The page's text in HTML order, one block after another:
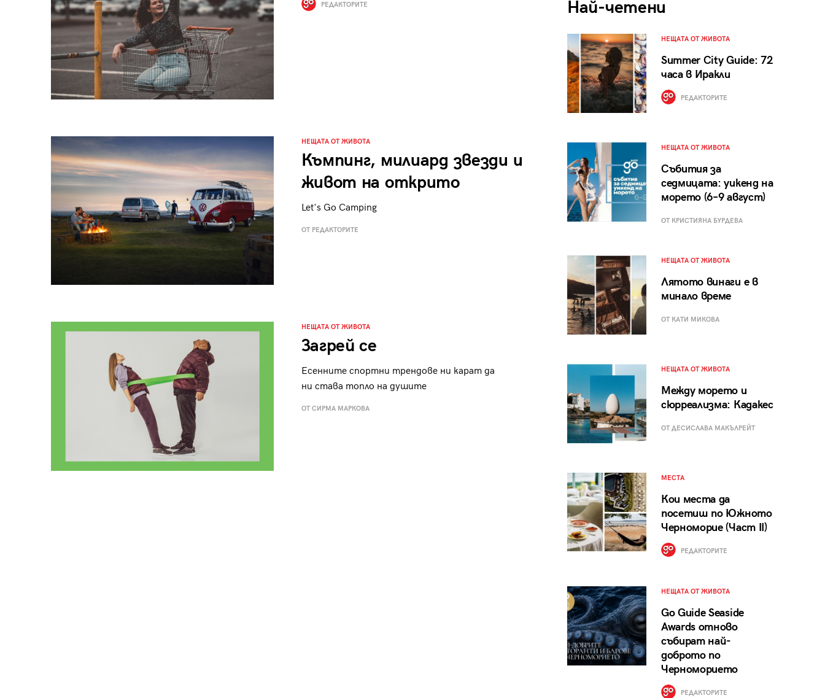
РЕДАКТОРИТЕ
НЕЩАТА ОТ ЖИВОТА
Къмпинг, милиард звезди и
живот на открито
Let's Go Camping
ОТ РЕДАКТОРИТЕ
НЕЩАТА ОТ ЖИВОТА
Загрей се
Есенните спортни трендове ни карат да
ни става топло на душите
ОТ СИРМА МАРКОВА
Най-четени
НЕЩАТА ОТ ЖИВОТА
Summer City Guide: 72
часа в Иракли
РЕДАКТОРИТЕ
НЕЩАТА ОТ ЖИВОТА
Събития за
седмицата: уикенд на
морето (6–9 август)
ОТ КРИСТИЯНА БУРДЕВА
НЕЩАТА ОТ ЖИВОТА
Лятото винаги е в
минало време
ОТ КАТИ МИКОВА
НЕЩАТА ОТ ЖИВОТА
Между морето и
сюрреализма: Кадакес
ОТ ДЕСИСЛАВА МАКЪЛРЕЙТ
МЕСТА
Кои места да
посетиш по Южното
Черноморие (Част II)
РЕДАКТОРИТЕ
НЕЩАТА ОТ ЖИВОТА
Go Guide Seaside
Awards отново
събират най-
доброто по
Черноморието
РЕДАКТОРИТЕ